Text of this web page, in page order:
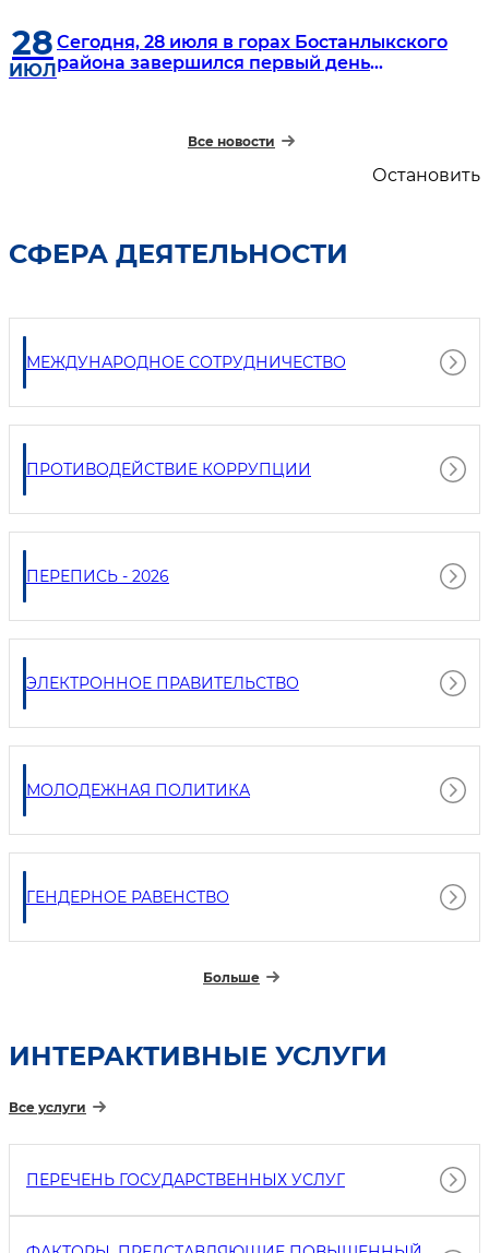
28
ИЮЛ
Сегодня, 28 июля в горах Бостанлыкского
района завершился первый день
Все новости
Остановить
СФЕРА ДЕЯТЕЛЬНОСТИ
МЕЖДУНАРОДНОЕ СОТРУДНИЧЕСТВО
ПРОТИВОДЕЙСТВИЕ КОРРУПЦИИ
ПЕРЕПИСЬ - 2026
ЭЛЕКТРОННОЕ ПРАВИТЕЛЬСТВО
МОЛОДЕЖНАЯ ПОЛИТИКА
ГЕНДЕРНОЕ РАВЕНСТВО
Больше
ИНТЕРАКТИВНЫЕ УСЛУГИ
Все услуги
ПЕРЕЧЕНЬ ГОСУДАРСТВЕННЫХ УСЛУГ